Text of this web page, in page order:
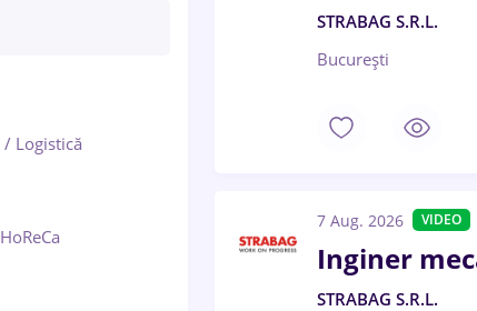
Logistică
STRABAG S.R.L.
București
7 Aug. 2026 VIDEO
Inginer
STRABAG S.R.L.